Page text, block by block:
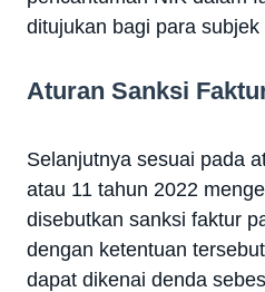
ditujukan bagi para
Aturan Sanksi
Selanjutnya sesuai pada
atau 11 tahun 2022
disebutkan sanksi faktur
dengan ketentuan
dapat dikenai denda